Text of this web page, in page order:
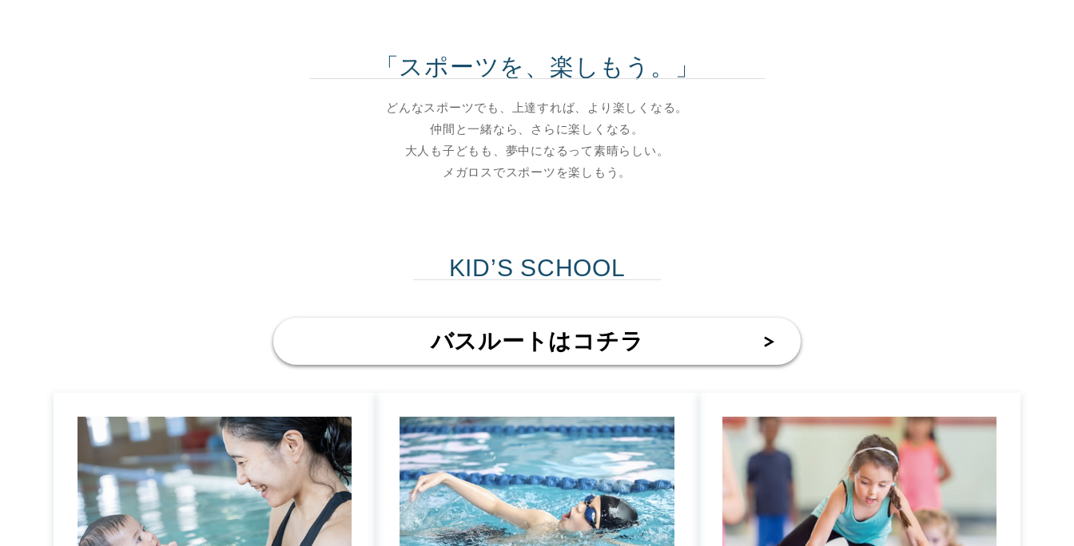
「スポーツを、楽しもう。」
どんなスポーツでも、上達すれば、より楽しくなる。
仲間と一緒なら、さらに楽しくなる。
大人も子どもも、夢中になるって素晴らしい。
メガロスでスポーツを楽しもう。
KID’S SCHOOL
バスルートはコチラ